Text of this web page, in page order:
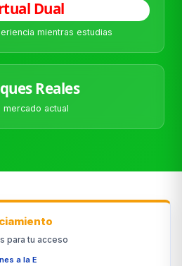
Dual
mientras estudias
Reales
mercado actual
para tu acceso
a la E